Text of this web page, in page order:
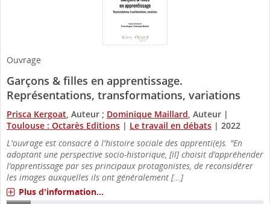
Ouvrage
Garçons & filles en apprentissage.
Représentations, transformations, variations
Prisca Kergoat , Auteur ; Dominique Maillard , Auteur |
Toulouse : Octarès Editions | Le travail en débats | 2022
L'ouvrage est consacré à l'histoire sociale des apprenti(e)s. "En
adoptant une perspective socio-historique, [il] choisit d’appréhender
l’apprentissage par ses principaux protagonistes, de reconsidérer
les images auxquelles ils ont généralement [...]
Plus d'information...